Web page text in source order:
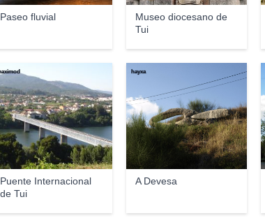
Paseo fluvial
Museo diocesano de
Tui
Puente Internacional
de Tui
A Devesa
hayxa